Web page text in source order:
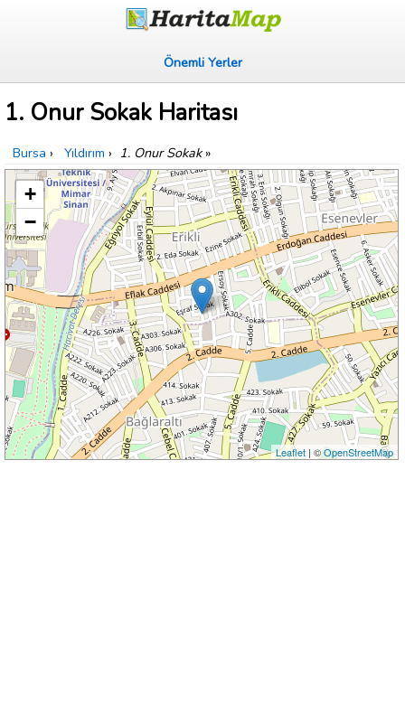
Önemli Yerler
1. Onur Sokak Haritası
Bursa › Yıldırım › 1. Onur Sokak»
+
−
Leaflet| ©OpenStreetMap